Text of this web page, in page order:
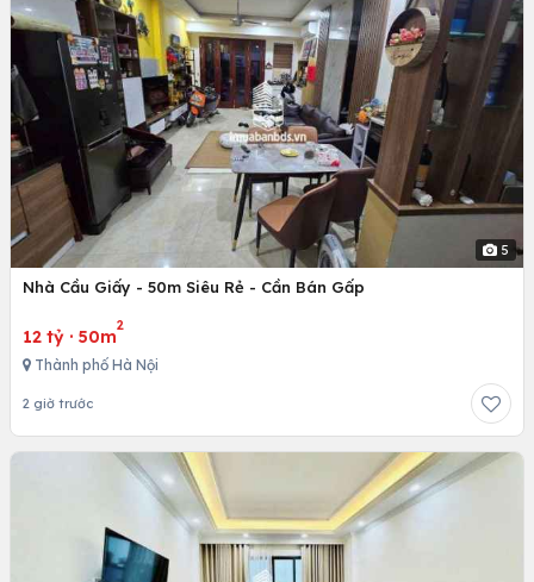
5
Nhà Cầu Giấy - 50m Siêu Rẻ - Cần Bán Gấp
12 tỷ · 50m
2
Thành phố Hà Nội
2 giờ trước